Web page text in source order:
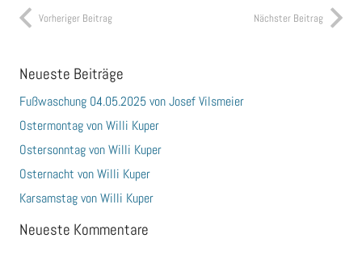
Vorheriger Beitrag Nächster Beitrag
Neueste Beiträge
Fußwaschung 04.05.2025 von Josef Vilsmeier
Ostermontag von Willi Kuper
Ostersonntag von Willi Kuper
Osternacht von Willi Kuper
Karsamstag von Willi Kuper
Neueste Kommentare